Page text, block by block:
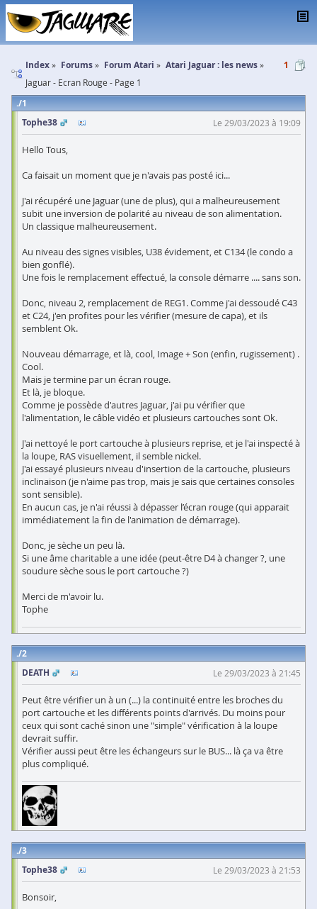
Index Forums Forum Atari Atari Jaguar : les news
Jaguar - Ecran Rouge - Page 1
1
1
Tophe38
Le 29/03/2023 à 19:09
Hello Tous,
Ca faisait un moment que je n'avais pas posté ici...
J'ai récupéré une Jaguar (une de plus), qui a malheureusement
subit une inversion de polarité au niveau de son alimentation.
Un classique malheureusement.
Au niveau des signes visibles, U38 évidement, et C134 (le condo a
bien gonflé).
Une fois le remplacement effectué, la console démarre .... sans son.
Donc, niveau 2, remplacement de REG1. Comme j'ai dessoudé C43
et C24, j'en profites pour les vérifier (mesure de capa), et ils
semblent Ok.
Nouveau démarrage, et là, cool, Image + Son (enfin, rugissement) .
Cool.
Mais je termine par un écran rouge.
Et là, je bloque.
Comme je possède d'autres Jaguar, j'ai pu vérifier que
l'alimentation, le câble vidéo et plusieurs cartouches sont Ok.
J'ai nettoyé le port cartouche à plusieurs reprise, et je l'ai inspecté à
la loupe, RAS visuellement, il semble nickel.
J'ai essayé plusieurs niveau d'insertion de la cartouche, plusieurs
inclinaison (je n'aime pas trop, mais je sais que certaines consoles
sont sensible).
En aucun cas, je n'ai réussi à dépasser l’écran rouge (qui apparait
immédiatement la fin de l'animation de démarrage).
Donc, je sèche un peu là.
Si une âme charitable a une idée (peut-être D4 à changer ?, une
soudure sèche sous le port cartouche ?)
Merci de m'avoir lu.
Tophe
2
DEATH
Le 29/03/2023 à 21:45
Peut être vérifier un à un (...) la continuité entre les broches du
port cartouche et les différents points d'arrivés. Du moins pour
ceux qui sont caché sinon une "simple" vérification à la loupe
devrait suffir.
Vérifier aussi peut être les échangeurs sur le BUS... là ça va être
plus compliqué.
3
Tophe38
Le 29/03/2023 à 21:53
Bonsoir,